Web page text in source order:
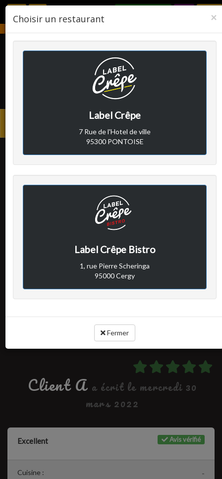
LABEL CRÊPE
Client A
a écrit le samedi 2 avril
2022
-
Rapport qualité / prix :
-
Service :
Client A a écrit le mercredi 30
mars 2022
Avis vérifié
Excellent
-
Cuisine :
×
Choisir un restaurant
Label Crêpe
7 Rue de l'Hotel de ville
95300 PONTOISE
Label Crêpe Bistro
1, rue Pierre Scheringa
95000 Cergy
Fermer